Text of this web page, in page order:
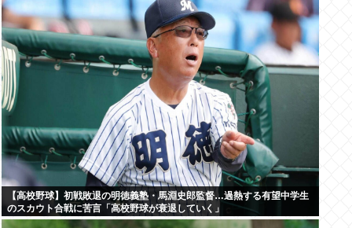
【高校野球】初戦敗退の明徳義塾・馬淵史郎監督…過熱する有望中学生
のスカウト合戦に苦言「高校野球が衰退していく」